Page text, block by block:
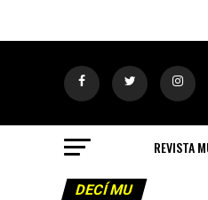
REVISTA
DECÍ MU